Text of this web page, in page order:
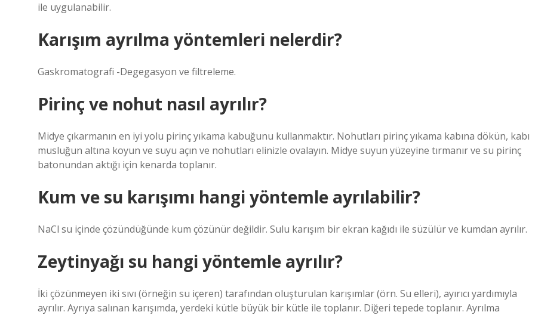
ile uygulanabilir.
Karışım ayrılma yöntemleri nelerdir?
Gaskromatografi -Degegasyon ve filtreleme.
Pirinç ve nohut nasıl ayrılır?
Midye çıkarmanın en iyi yolu pirinç yıkama kabuğunu kullanmaktır. Nohutları pirinç yıkama kabına dökün, kabı
musluğun altına koyun ve suyu açın ve nohutları elinizle ovalayın. Midye suyun yüzeyine tırmanır ve su pirinç
batonundan aktığı için kenarda toplanır.
Kum ve su karışımı hangi yöntemle ayrılabilir?
NaCl su içinde çözündüğünde kum çözünür değildir. Sulu karışım bir ekran kağıdı ile süzülür ve kumdan ayrılır.
Zeytinyağı su hangi yöntemle ayrılır?
İki çözünmeyen iki sıvı (örneğin su içeren) tarafından oluşturulan karışımlar (örn. Su elleri), ayırıcı yardımıyla
ayrılır. Ayrıya salınan karışımda, yerdeki kütle büyük bir kütle ile toplanır. Diğeri tepede toplanır. Ayrılma